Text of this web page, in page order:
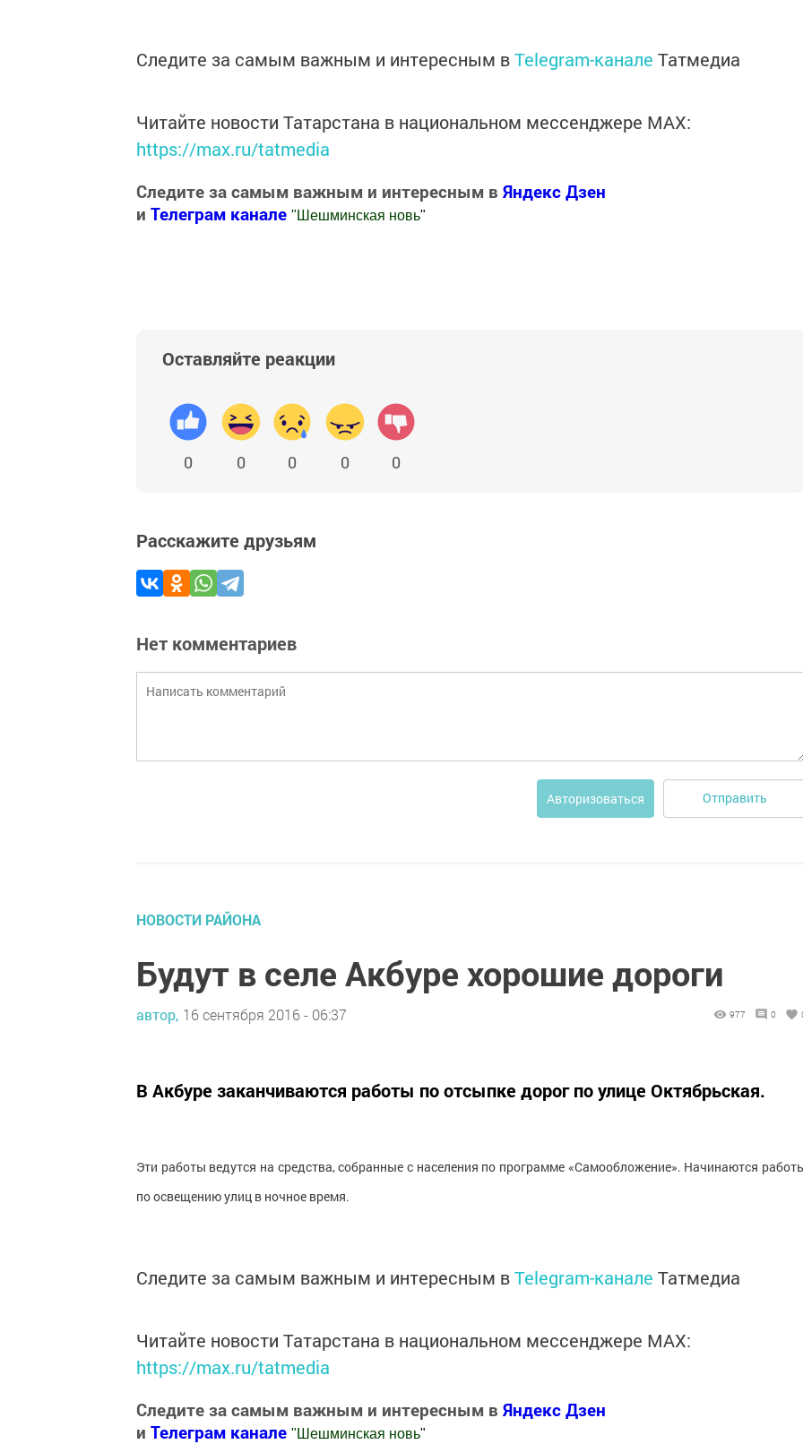
Следите за самым важным и интересным вTelegram-канале Татмедиа
Читайте новости Татарстана в национальном мессенджере MАХ:
https://max.ru/tatmedia
Следите за самым важным и интересным в Яндекс Дзен
и Телеграм канале " Шешминская новь"
Оставляйте реакции
0 0 0 0 0
Расскажите друзьям
Нет комментариев
Авторизоваться Отправить
НОВОСТИ РАЙОНА
Будут в селе Акбуре хорошие дороги
автор, 16 сентября 2016 - 06:37 977 0
В Акбуре заканчиваются работы по отсыпке дорог по улице Октябрьская.
Эти работы ведутся на средства, собранные с населения по программе «Самообложение». Начинаются
по освещению улиц в ночное время.
Следите за самым важным и интересным вTelegram-канале Татмедиа
Читайте новости Татарстана в национальном мессенджере MАХ:
https://max.ru/tatmedia
Следите за самым важным и интересным в Яндекс Дзен
и Телеграм канале " Шешминская новь"